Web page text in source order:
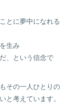
とに夢中になれる
生み
、という信念で
その一人ひとりの
と考えています。